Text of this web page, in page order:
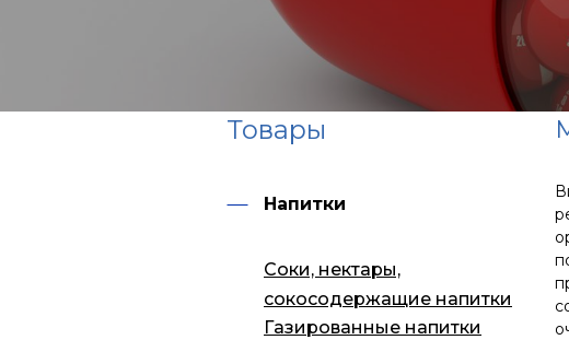
Товары
Напитки
Соки, нектары,
сокосодержащие напитки
Газированные напитки